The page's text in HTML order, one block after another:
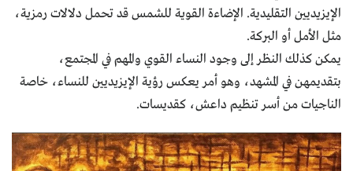
الإيزيديين التقليدية. الإضاءة القوية للشمس قد تحمل دلالات رمزية،
مثل الأمل أو البركة.
يمكن كذلك النظر إلى وجود النساء القوي والمهم في المجتمع،
بتقديمهن في المشهد، وهو أمر يعكس رؤية الإيزيديين للنساء، خاصة
الناجيات من أسر تنظيم داعش، كقديسات.